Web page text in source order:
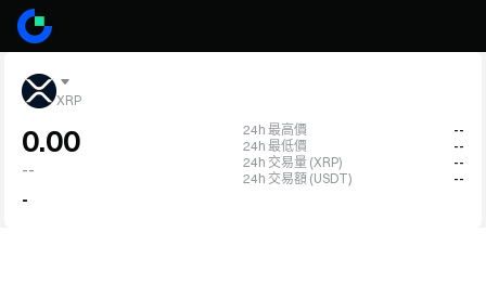
XRP
0.00
--
-
24h 最高價
--
24h 最低價
--
24h 交易量 (XRP)
--
24h 交易額 (USDT)
--